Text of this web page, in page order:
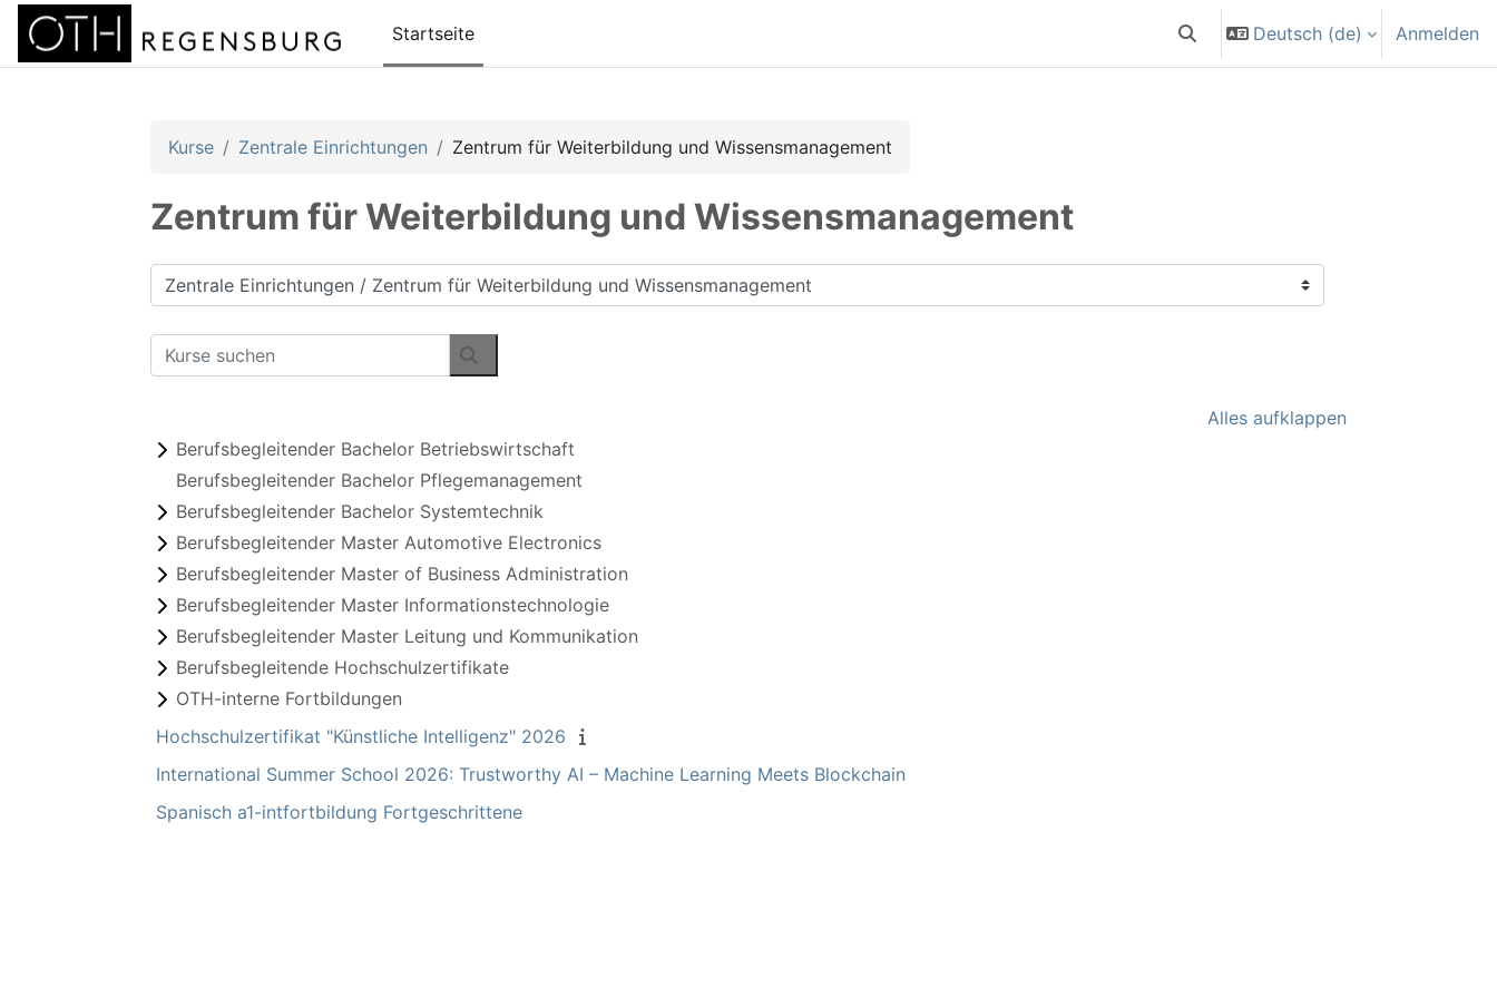
Zum Hauptinhalt
Startseite
Sucheingabe umschalten
Deutsch ‎(de)‎ Anmelden
Kurse Zentrale Einrichtungen Zentrum für Weiterbildung und Wissensmanagement
Zentrum für Weiterbildung und Wissensmanagement
Kursbereiche
Kurse suchen
Kurse suchen
Alles aufklappen
Berufsbegleitender Bachelor Betriebswirtschaft
Berufsbegleitender Bachelor Pflegemanagement
Berufsbegleitender Bachelor Systemtechnik
Berufsbegleitender Master Automotive Electronics
Berufsbegleitender Master of Business Administration
Berufsbegleitender Master Informationstechnologie
Berufsbegleitender Master Leitung und Kommunikation
Berufsbegleitende Hochschulzertifikate
OTH-interne Fortbildungen
Hochschulzertifikat "Künstliche Intelligenz" 2026
International Summer School 2026: Trustworthy AI – Machine Learning Meets Blockchain
Spanisch a1-intfortbildung Fortgeschrittene